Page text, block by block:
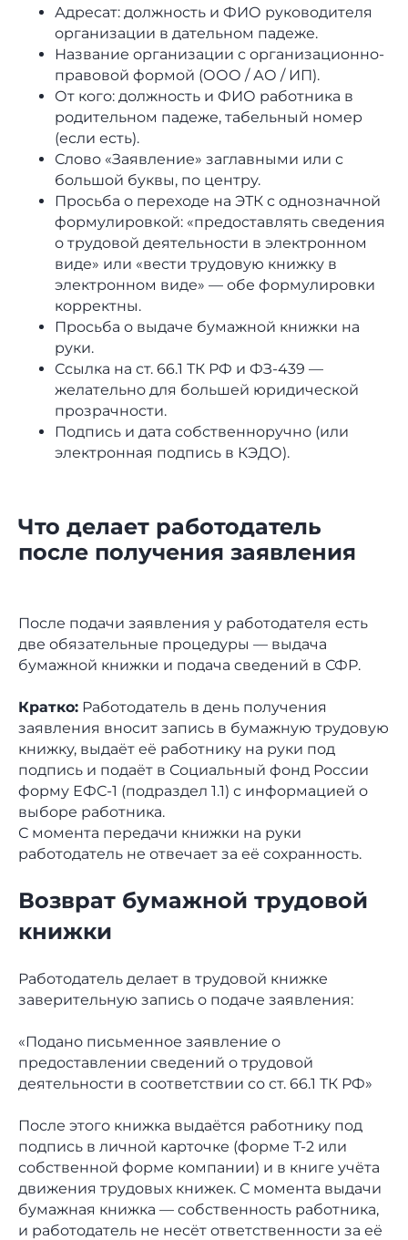
Адресат: должность и ФИО руководителя
организации в дательном падеже.
Название организации с организационно-
правовой формой (ООО / АО / ИП).
От кого: должность и ФИО работника в
родительном падеже, табельный номер
(если есть).
Слово «Заявление» заглавными или с
большой буквы, по центру.
Просьба о переходе на ЭТК с однозначной
формулировкой: «предоставлять сведения
о трудовой деятельности в электронном
виде» или «вести трудовую книжку в
электронном виде» — обе формулировки
корректны.
Просьба о выдаче бумажной книжки на
руки.
Ссылка на ст. 66.1 ТК РФ и ФЗ-439 —
желательно для большей юридической
прозрачности.
Подпись и дата собственноручно (или
электронная подпись в КЭДО).
Что делает работодатель
после получения заявления
После подачи заявления у работодателя есть
две обязательные процедуры — выдача
бумажной книжки и подача сведений в СФР.
Кратко: Работодатель в день получения
заявления вносит запись в бумажную трудовую
книжку, выдаёт её работнику на руки под
подпись и подаёт в Социальный фонд России
форму ЕФС-1 (подраздел 1.1) с информацией о
выборе работника.
С момента передачи книжки на руки
работодатель не отвечает за её сохранность.
Возврат бумажной трудовой
книжки
Работодатель делает в трудовой книжке
заверительную запись о подаче заявления:
«Подано письменное заявление о
предоставлении сведений о трудовой
деятельности в соответствии со ст. 66.1 ТК РФ»
После этого книжка выдаётся работнику под
подпись в личной карточке (форме Т-2 или
собственной форме компании) и в книге учёта
движения трудовых книжек. С момента выдачи
бумажная книжка — собственность работника,
и работодатель не несёт ответственности за её